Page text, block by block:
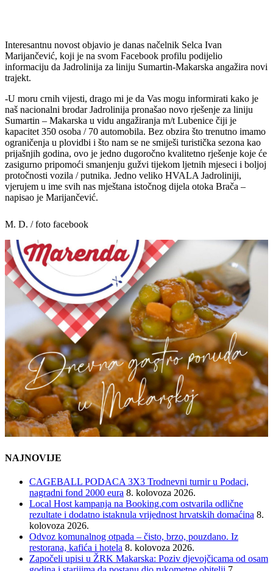
Interesantnu novost objavio je danas načelnik Selca Ivan
Marijančević, koji je na svom Facebook profilu podijelio
informaciju da Jadrolinija za liniju Sumartin-Makarska angažira novi
trajekt.
-U moru crnih vijesti, drago mi je da Vas mogu informirati kako je
naš nacionalni brodar Jadrolinija pronašao novo rješenje za liniju
Sumartin – Makarska u vidu angažiranja m/t Lubenice čiji je
kapacitet 350 osoba / 70 automobila. Bez obzira što trenutno imamo
ograničenja u plovidbi i što nam se ne smiješi turistička sezona kao
prijašnjih godina, ovo je jedno dugoročno kvalitetno rješenje koje će
zasigurno pripomoći smanjenju gužvi tijekom ljetnih mjeseci i boljoj
protočnosti vozila / putnika. Jedno veliko HVALA Jadroliniji,
vjerujem u ime svih nas mještana istočnog dijela otoka Brača –
napisao je Marijančević.
M. D. / foto facebook
NAJNOVIJE
CAGEBALL PODACA 3X3 Trodnevni turnir u Podaci,
nagradni fond 2000 eura 8. kolovoza 2026.
Local Host kampanja na Booking.com ostvarila odlične
rezultate i dodatno istaknula vrijednost hrvatskih domaćina 8.
kolovoza 2026.
Odvoz komunalnog otpada – čisto, brzo, pouzdano. Iz
restorana, kafića i hotela 8. kolovoza 2026.
Započeli upisi u ŽRK Makarska: Poziv djevojčicama od osam